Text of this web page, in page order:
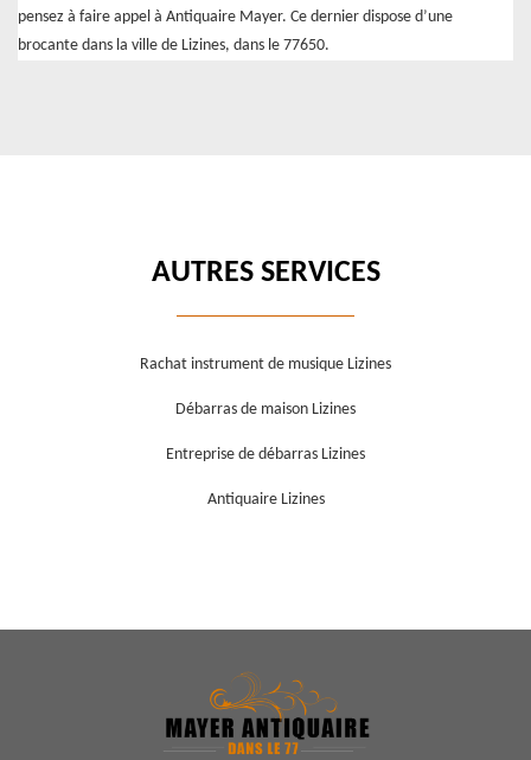
pensez à faire appel à Antiquaire Mayer. Ce dernier dispose d’une
brocante dans la ville de Lizines, dans le 77650.
AUTRES SERVICES
Rachat instrument de musique Lizines
Débarras de maison Lizines
Entreprise de débarras Lizines
Antiquaire Lizines